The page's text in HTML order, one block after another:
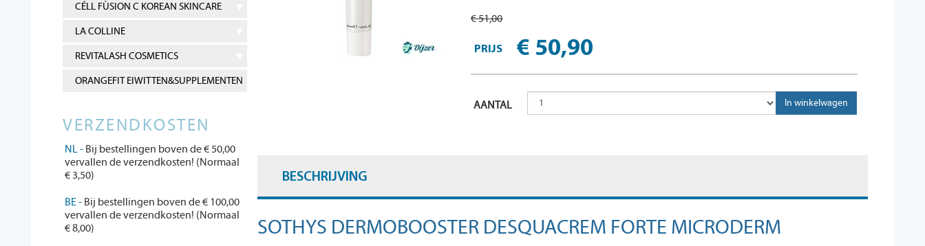
CÉLL FÙSION C KOREAN SKINCARE
LA COLLINE
REVITALASH COSMETICS
ORANGEFIT EIWITTEN&SUPPLEMENTEN
VERZENDKOSTEN
NL - Bij bestellingen boven de € 50,00
vervallen de verzendkosten! (Normaal
€ 3,50)
BE - Bij bestellingen boven de € 100,00
vervallen de verzendkosten! (Normaal
€ 8,00)
€ 51,00
PRIJS € 50,90
AANTAL
BESCHRIJVING
SOTHYS DERMOBOOSTER DESQUACREM FORTE MICRODERM